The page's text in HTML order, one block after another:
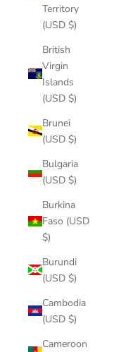
Territory
(USD $)
British
Virgin
Islands
(USD $)
Brunei
(USD $)
Bulgaria
(USD $)
Burkina
Faso (USD
$)
Burundi
(USD $)
Cambodia
(USD $)
Cameroon